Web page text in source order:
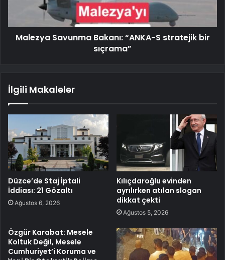
Malezya Savunma Bakanı: “ANKA-S stratejik bir
sıçrama”
İlgili Makaleler
Düzce’de Staj İptali
İddiası: 21 Gözaltı
Ağustos 6, 2026
Kılıçdaroğlu evinden
ayrılırken atılan slogan
dikkat çekti
Ağustos 5, 2026
Özgür Karabat: Mesele
Koltuk Değil, Mesele
Cumhuriyet’i Koruma ve